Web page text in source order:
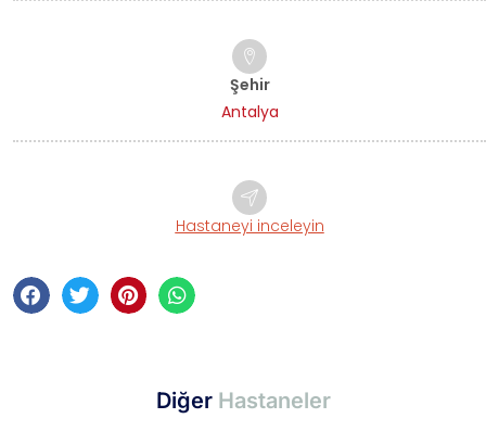
Şehir
Antalya
Hastaneyi inceleyin
Diğer Hastaneler